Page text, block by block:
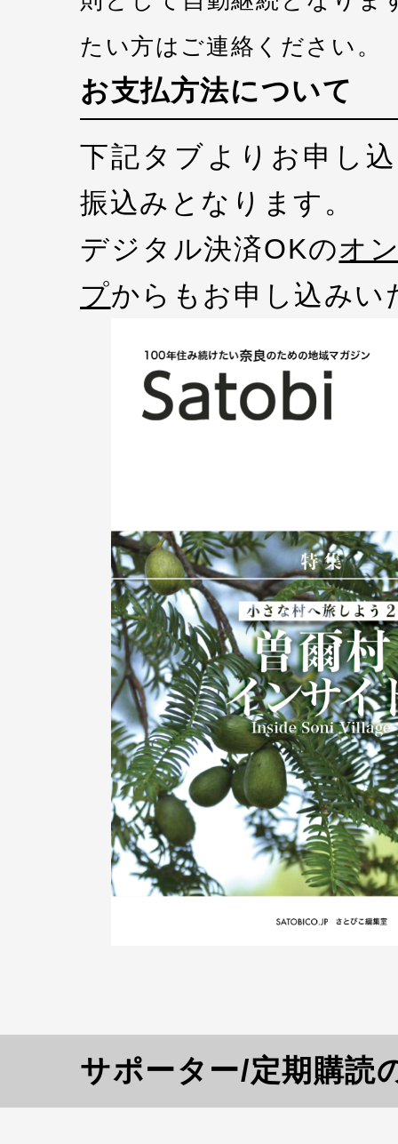
たい方はご連絡ください。
お支払方法について
下記タブよりお申し
振込みとなります。
デジタル決済OKのオ
プからもお申し込みい
サポーター/定期購読